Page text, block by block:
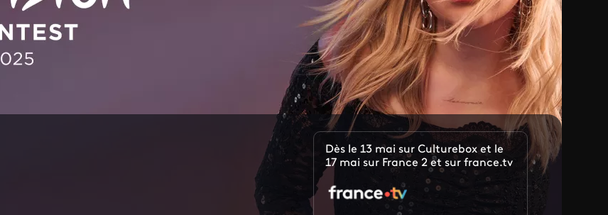
Dès le 13 mai sur Culturebox et le
17 mai sur France 2 et sur france.tv